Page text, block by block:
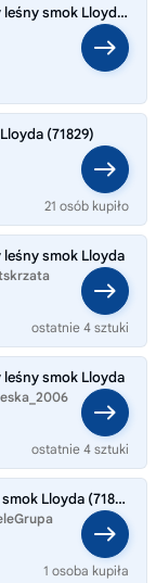
LEGO Ninjago 71829 Zielony leśny smok Lloyda ., klocki dla dzieci 6 lat+
(71829)
21 osób kupiło
leśny smok Lloyda
ostatnie 4 sztuki
leśny smok Lloyda
ostatnie 4 sztuki
LEGO Ninjago Zielony leśny smok Lloyda (71829)
1 osoba kupiła